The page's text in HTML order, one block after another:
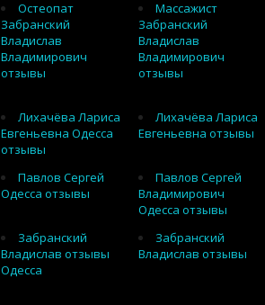
Остеопат
Забранский
Владислав
Владимирович
отзывы
Массажист
Забранский
Владислав
Владимирович
отзывы
Лихачёва Лариса
Евгеньевна Одесса
отзывы
Лихачёва Лариса
Евгеньевна отзывы
Павлов Сергей
Одесса отзывы
Павлов Сергей
Владимирович
Одесса отзывы
Забранский
Владислав отзывы
Одесса
Забранский
Владислав отзывы